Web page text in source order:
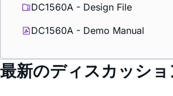
DC1560A - Design File
DC1560A - Demo Manual
最新のディスカッショ